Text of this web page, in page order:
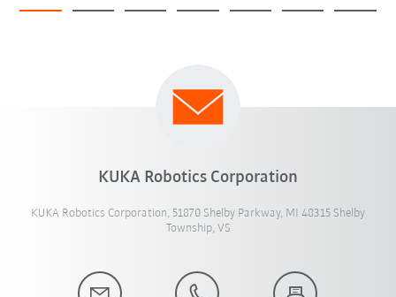
KUKA Robotics Corporation
KUKA Robotics Corporation, 51870 Shelby Parkway, MI 48315 Shelby
Township, VS